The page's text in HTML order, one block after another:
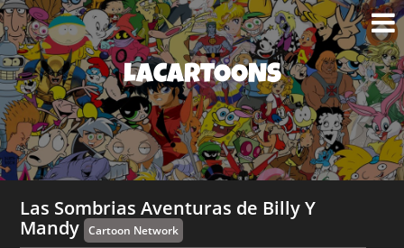
LACARTOONS
Las Sombrias Aventuras de Billy Y
Mandy Cartoon Network